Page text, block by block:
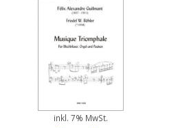
inkl. 7% MwSt.